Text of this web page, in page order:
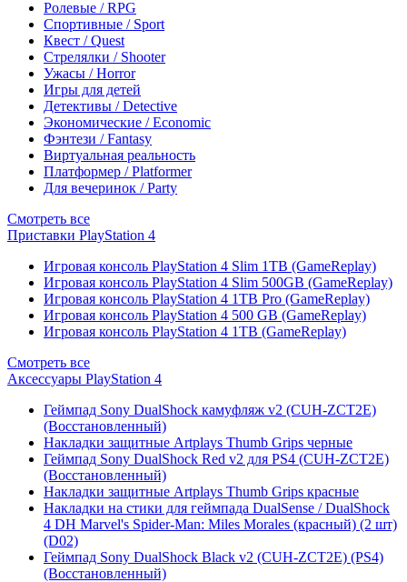
Ролевые / RPG
Спортивные / Sport
Квест / Quest
Стрелялки / Shooter
Ужасы / Horror
Игры для детей
Детективы / Detective
Экономические / Economic
Фэнтези / Fantasy
Виртуальная реальность
Платформер / Platformer
Для вечеринок / Party
Смотреть все
Приставки PlayStation 4
Игровая консоль PlayStation 4 Slim 1TB (GameReplay)
Игровая консоль PlayStation 4 Slim 500GB (GameReplay)
Игровая консоль PlayStation 4 1TB Pro (GameReplay)
Игровая консоль PlayStation 4 500 GB (GameReplay)
Игровая консоль PlayStation 4 1TB (GameReplay)
Смотреть все
Аксессуары PlayStation 4
Геймпад Sony DualShock камуфляж v2 (CUH-ZCT2E)
(Восстановленный)
Накладки защитные Artplays Thumb Grips черные
Геймпад Sony DualShock Red v2 для PS4 (CUH-ZCT2E)
(Восстановленный)
Накладки защитные Artplays Thumb Grips красные
Накладки на стики для геймпада DualSense / DualShock
4 DH Marvel's Spider-Man: Miles Morales (красный) (2 шт)
(D02)
Геймпад Sony DualShock Black v2 (CUH-ZCT2E) (PS4)
(Восстановленный)